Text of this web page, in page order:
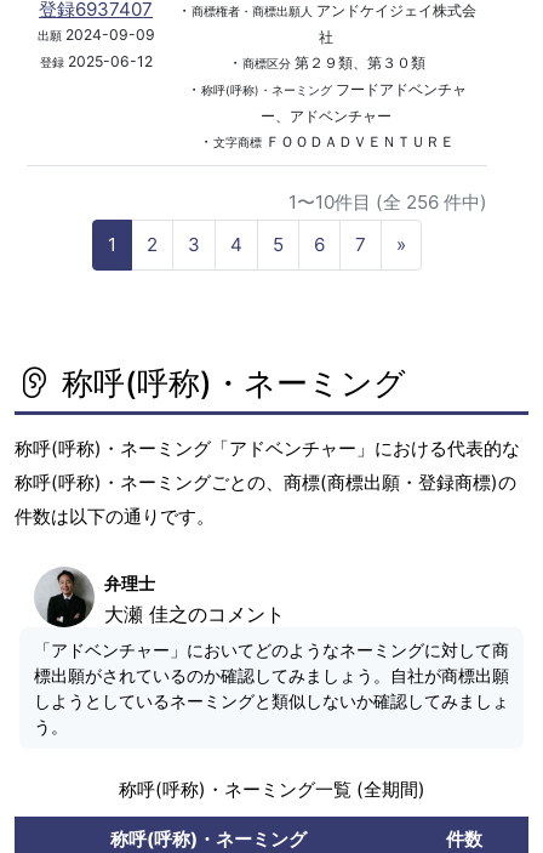
登録6937407
出願2024-09-09
登録2025-06-12
・ 商標権者・商標出願人
アンドケイジェイ株式会
社
・ 商標区分第２９類、第３０類
・ 称呼(呼称)・ネーミングフードアドベンチャ
ー、アドベンチャー
・ 文字商標ＦＯＯＤＡＤＶＥＮＴＵＲＥ
1〜10件目 (全 256 件中)
1
2 3 4 5 6 7 »
e
称呼(呼称)・ネーミング
称呼(呼称)・ネーミング「アドベンチャー」における代表的な
称呼(呼称)・ネーミングごとの、商標(商標出願・登録商標)の
件数は以下の通りです。
弁理士
大瀬 佳之のコメント
「アドベンチャー」においてどのようなネーミングに対して商
標出願がされているのか確認してみましょう。自社が商標出願
しようとしているネーミングと類似しないか確認してみましょ
う。
称呼(呼称)・ネーミング一覧 (全期間)
称呼(呼称)・ネーミング
件数